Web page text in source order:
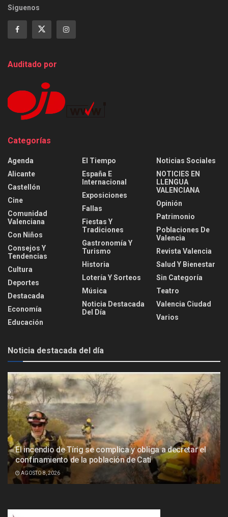
Siguenos
Auditado por
Categorías
Agenda
Alicante
Castellón
Cine
Comunidad
Valenciana
Con Niños
Consejos Y
Tendencias
Cultura
Deportes
Destacada
Economía
Educación
El Tiempo
España E
Internacional
Exposiciones
Fallas
Fiestas Y
Tradiciones
Gastronomía Y
Turismo
Historia
Lotería Y Sorteos
Música
Noticia Destacada
Del Día
Noticias Sociales
NOTICIES EN
LLENGUA
VALENCIANA
Opinión
Patrimonio
Poblaciones De
Valencia
Revista Valencia
Salud Y Bienestar
Sin Categoría
Teatro
Valencia Ciudad
Varios
Noticia destacada del día
El incendio de Tírig se complica y obliga a decretar el
confinamiento de la población de Catí
AGOSTO 8, 2026